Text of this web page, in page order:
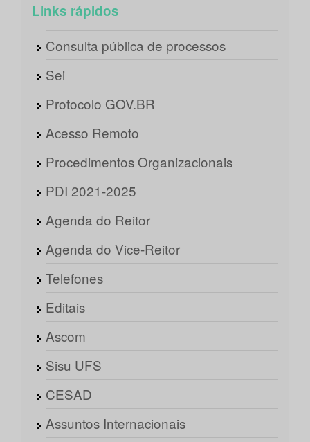
Links rápidos
Consulta pública de processos
Sei
Protocolo GOV.BR
Acesso Remoto
Procedimentos Organizacionais
PDI 2021-2025
Agenda do Reitor
Agenda do Vice-Reitor
Telefones
Editais
Ascom
Sisu UFS
CESAD
Assuntos Internacionais